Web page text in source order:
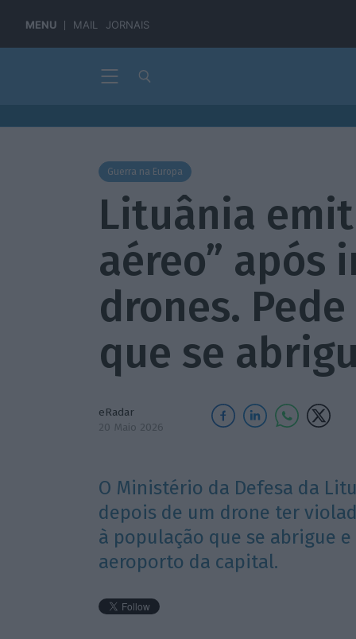
MENU MAIL JORNAIS
Guerra na Europa
Lituânia
aéreo” após
drones.
que se
eRadar
20 Maio 2026
O Ministério da Defesa da
depois de um drone ter
à população que se abrigue
aeroporto da capital.